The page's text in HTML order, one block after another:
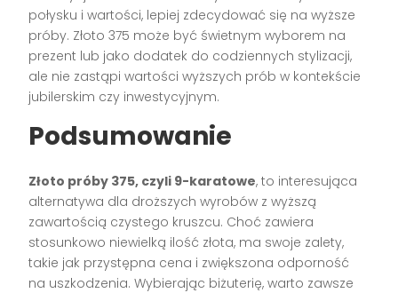
połysku i wartości, lepiej zdecydować się na wyższe
próby. Złoto 375 może być świetnym wyborem na
prezent lub jako dodatek do codziennych stylizacji,
ale nie zastąpi wartości wyższych prób w kontekście
jubilerskim czy inwestycyjnym.
Podsumowanie
Złoto próby 375, czyli 9-karatowe, to interesująca
alternatywa dla droższych wyrobów z wyższą
zawartością czystego kruszcu. Choć zawiera
stosunkowo niewielką ilość złota, ma swoje zalety,
takie jak przystępna cena i zwiększona odporność
na uszkodzenia. Wybierając biżuterię, warto zawsze